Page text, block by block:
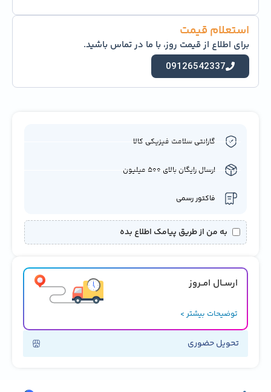
استعلام قیمت
برای اطلاع از قیمت روز، با ما در تماس باشید.
09126542337
گارانتی سلامت فیزیکی کالا
ارسال رایگان بالای 500 میلیون
فاکتور رسمی
به من از طریق پیامک اطلاع بده
ارســال امــروز
توضیحات بیشتر >
تحویل حضوری